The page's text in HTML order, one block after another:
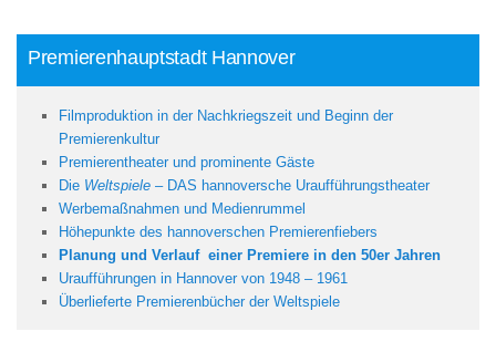
Premierenhauptstadt Hannover
Filmproduktion in der Nachkriegszeit und Beginn der
Premierenkultur
Premierentheater und prominente Gäste
Die Weltspiele – DAS hannoversche Uraufführungstheater
Werbemaßnahmen und Medienrummel
Höhepunkte des hannoverschen Premierenfiebers
Planung und Verlauf einer Premiere in den 50er Jahren
Uraufführungen in Hannover von 1948 – 1961
Überlieferte Premierenbücher der Weltspiele